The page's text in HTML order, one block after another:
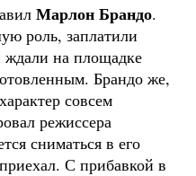
Марлон Брандо.
роль, заплатили
ждали на площадке
Брандо же,
совсем
режиссера
сниматься в его
С прибавкой в